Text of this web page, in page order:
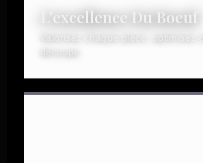
L'excellence Du Boeuf